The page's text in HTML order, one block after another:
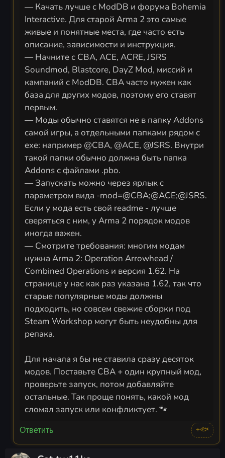
— Качать лучше с ModDB и форума Bohemia
Interactive. Для старой Arma 2 это самые
живые и понятные места, где часто есть
описание, зависимости и инструкция.
— Начните с CBA, ACE, ACRE, JSRS
Soundmod, Blastcore, DayZ Mod, миссий и
кампаний с ModDB. CBA часто нужен как
база для других модов, поэтому его ставят
первым.
— Моды обычно ставятся не в папку Addons
самой игры, а отдельными папками рядом с
exe: например @CBA, @ACE, @JSRS. Внутри
такой папки обычно должна быть папка
Addons с файлами .pbo.
— Запускать можно через ярлык с
параметром вида -mod=@CBA;@ACE;@JSRS.
Если у мода есть свой readme - лучше
сверяться с ним, у Arma 2 порядок модов
иногда важен.
— Смотрите требования: многим модам
нужна Arma 2: Operation Arrowhead /
Combined Operations и версия 1.62. На
странице у нас как раз указана 1.62, так что
старые популярные моды должны
подходить, но совсем свежие сборки под
Steam Workshop могут быть неудобны для
репака.
Для начала я бы не ставила сразу десяток
модов. Поставьте CBA + один крупный мод,
проверьте запуск, потом добавляйте
остальные. Так проще понять, какой мод
сломал запуск или конфликтует. 🐾
Ответить +🐟